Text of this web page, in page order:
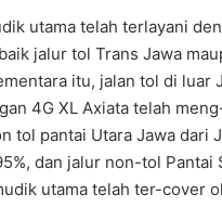
utama telah terlayani
jalur tol Trans Jawa
itu, jalan tol di luar
4G XL Axiata telah
tol pantai Utara Jawa dari
dan jalur non-tol Pantai
utama telah ter-cover